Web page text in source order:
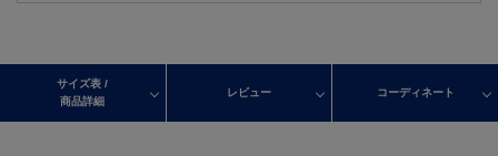
サイズ表 /
商品詳細
レビュー コーディネート